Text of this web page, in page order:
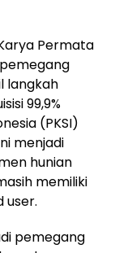
Permata
langkah
99,9%
(PKSI)
menjadi
hunian
memiliki
user.
pemegang